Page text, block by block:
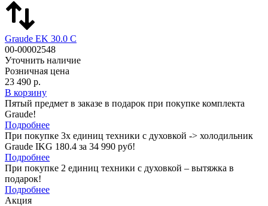
Graude EK 30.0 C
00-00002548
Уточнить наличие
Розничная цена
23 490 р.
В корзину
Пятый предмет в заказе в подарок при покупке комплекта
Graude!
Подробнее
При покупке 3х единиц техники с духовкой -> холодильник
Graude IKG 180.4 за 34 990 руб!
Подробнее
При покупке 2 единиц техники с духовкой – вытяжка в
подарок!
Подробнее
Акция